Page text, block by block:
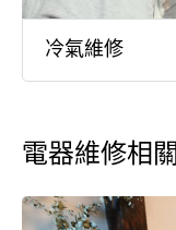
冷氣維修
電器維修相